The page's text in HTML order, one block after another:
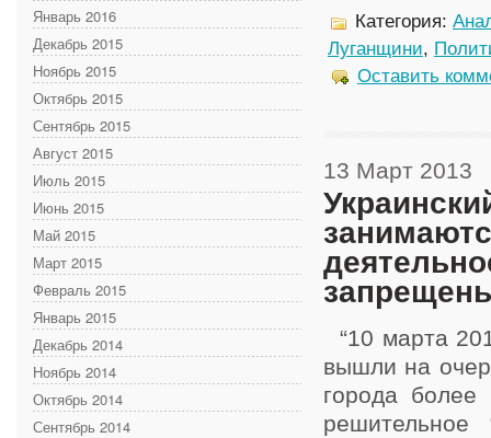
Январь 2016
Декабрь 2015
Ноябрь 2015
Октябрь 2015
Сентябрь 2015
Август 2015
Июль 2015
Июнь 2015
Май 2015
Март 2015
Февраль 2015
Январь 2015
Декабрь 2014
Ноябрь 2014
Октябрь 2014
Сентябрь 2014
Категория:
Луганщини,
Оставить
13 Март 2013
“10 марта
вышли на
города